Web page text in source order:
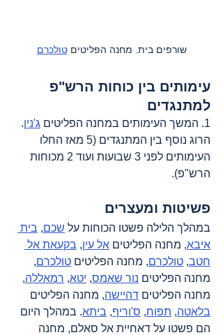
שורפים בית. מחנה הפליטים טולכרם
עימותים בין כוחות הרש"פ
למתנגדים
1. המשך העימותים במחנה הפליטים ג'נין.
הרוג נוסף בין המתנגדים (5 מאז החלו
העימותים לפני 3 שבועות ועוד 2 מכוחות
הרש"פ).
פשיטות ומעצרים
במהלך הלילה פשטו הכוחות על שכם, בית
איבא, מחנה הפליטים אל עין, בקעאת אל
חטב, טולכרם, מחנה הפליטים טולכרם,
מחנה הפליטים נור שאמס, יטא, רמאללה,
מחנה הפליטים דהיישה, מחנה הפליטים
בלאטה, תפוח, ס'וריף, ביתא. במהלך היום
הם פשטו על דאחיית אל סאלם, מחנה